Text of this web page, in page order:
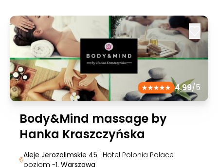
4.99/5
Body&Mind massage by
Hanka Kraszczyńska
Aleje Jerozolimskie 45 | Hotel Polonia Palace
poziom -1, Warszawa